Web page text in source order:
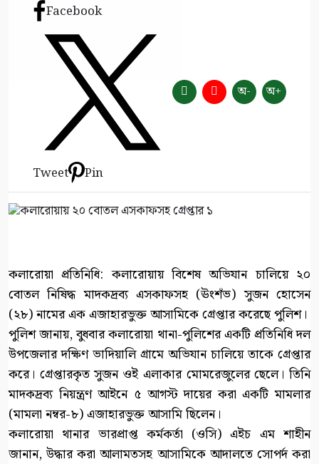
Facebook
Tweet Pin
অ- অ+
কলারোয়া প্রতিনিধি: কলারোয়ায় বিশেষ অভিযান চালিয়ে ২০
বোতল নিষিদ্ধ মাদকদ্রব্য এসকাফসহ (ঊংশঁভ) সুজন হোসেন
(২৮) নামের এক এজাহারভুক্ত আসামিকে গ্রেপ্তার করেছে পুলিশ।
পুলিশ জানায়, বুধবার কলারোয়া থানা-পুলিশের একটি প্রতিনিধি দল
উপজেলার দক্ষিণ ভাদিয়ালি গ্রামে অভিযান চালিয়ে তাকে গ্রেপ্তার
করে। গ্রেপ্তারকৃত সুজন ওই এলাকার মোমরেজুলের ছেলে। তিনি
মাদকদ্রব্য নিয়ন্ত্রণ আইনে ৫ আগস্ট দায়ের করা একটি মামলার
(মামলা নম্বর-৮) এজাহারভুক্ত আসামি ছিলেন।
কলারোয়া থানার ভারপ্রাপ্ত কর্মকর্তা (ওসি) এইচ এম শাহীন
জানান, উদ্ধার করা আলামতসহ আসামিকে আদালতে সোপর্দ করা